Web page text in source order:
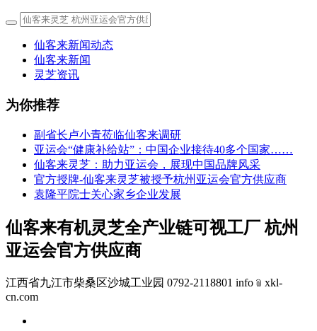
仙客来新闻动态
仙客来新闻
灵芝资讯
为你推荐
副省长卢小青莅临仙客来调研
亚运会“健康补给站”：中国企业接待40多个国家……
仙客来灵芝：助力亚运会，展现中国品牌风采
官方授牌-仙客来灵芝被授予杭州亚运会官方供应商
袁隆平院士关心家乡企业发展
仙客来有机灵芝全产业链可视工厂 杭州
亚运会官方供应商
江西省九江市柴桑区沙城工业园 0792-2118801 info﹫xkl-
cn.com